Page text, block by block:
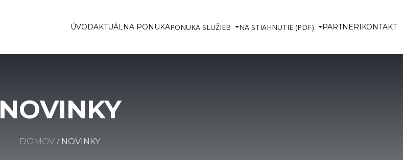
ÚVODAKTUÁLNA PONUKAPONUKA SLUŽIEB NA STIAHNUTIE (PDF) PARTNERI KONTAKT
NOVINKY
DOMOV / NOVINKY